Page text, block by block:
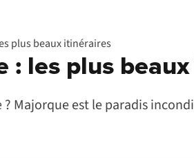
plus beaux itinéraires
: les plus
Majorque est le paradis